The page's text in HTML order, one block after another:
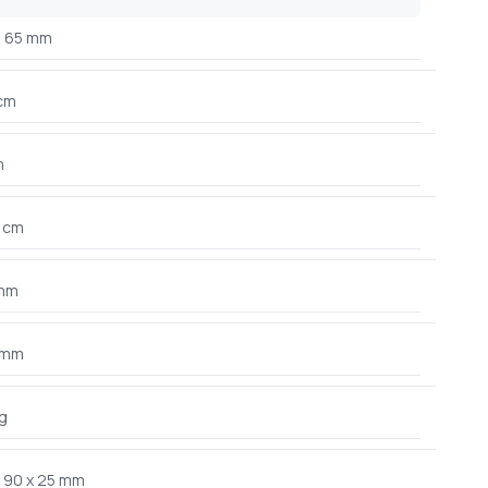
65 mm
x 25 mm